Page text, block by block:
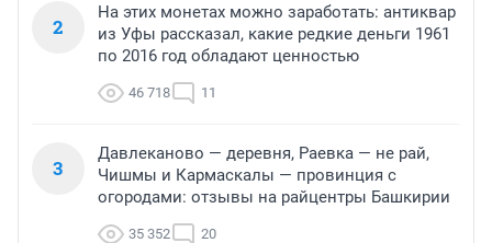
2
На этих монетах можно заработать: антиквар
из Уфы рассказал, какие редкие деньги 1961
по 2016 год обладают ценностью
46 718 11
3
Давлеканово — деревня, Раевка — не рай,
Чишмы и Кармаскалы — провинция с
огородами: отзывы на райцентры Башкирии
35 352 20